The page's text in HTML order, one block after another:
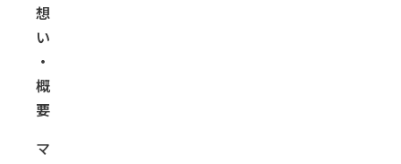
想
い
・
概
要
マ